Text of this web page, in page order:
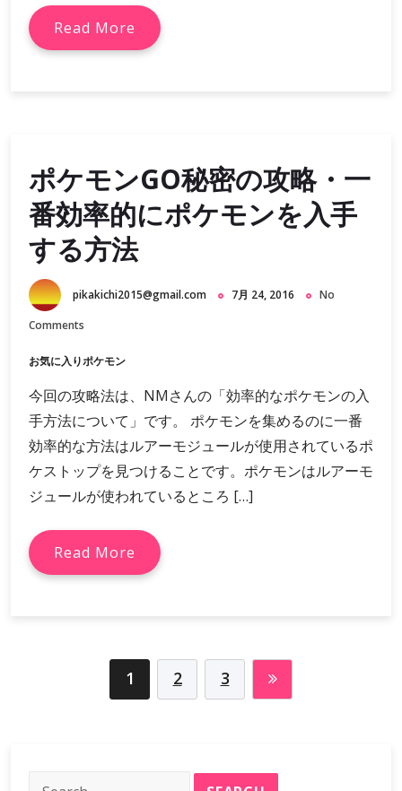
Read More
ポケモンGO秘密の攻略・一
番効率的にポケモンを入手
する方法
pikakichi2015@gmail.com 7月 24, 2016
No
Comments
お気に入りポケモン
今回の攻略法は、NMさんの「効率的なポケモンの入
手方法について」です。 ポケモンを集めるのに一番
効率的な方法はルアーモジュールが使用されているポ
ケストップを見つけることです。ポケモンはルアーモ
ジュールが使われているところ […]
Read More
1 2 3